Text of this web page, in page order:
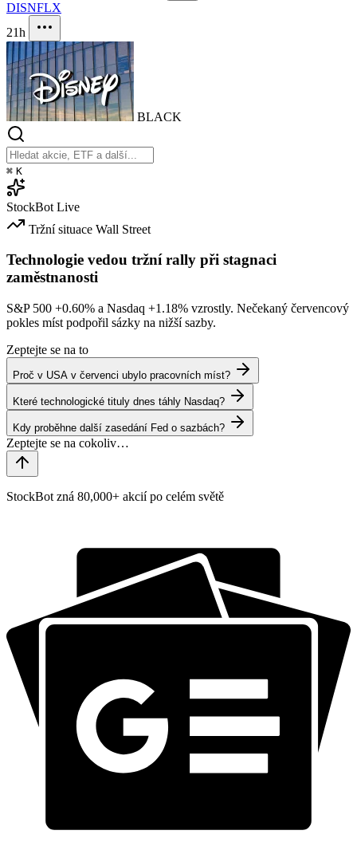
DISNFLX
21h
BLACK
⌘ K
StockBot Live
Tržní situace Wall Street
Technologie vedou tržní rally při stagnaci
zaměstnanosti
S&P 500 +0.60% a Nasdaq +1.18% vzrostly. Nečekaný červencový
pokles míst podpořil sázky na nižší sazby.
Zeptejte se na to
Proč v USA v červenci ubylo pracovních míst?
Které technologické tituly dnes táhly Nasdaq?
Kdy proběhne další zasedání Fed o sazbách?
StockBot zná 80,000+ akcií po celém světě